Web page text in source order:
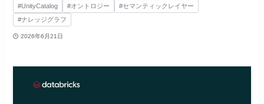
#UnityCatalog
#オントロジー
#セマンティックレイヤー
#ナレッジグラフ
2026年6月21日